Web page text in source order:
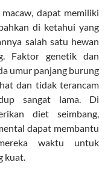
dapat memiliki
di ketahui yang
salah satu hewan
Faktor genetik dan
umur panjang burung
dan tidak terancam
sangat lama. Di
diet seimbang,
dapat membantu
waktu untuk
kuat.